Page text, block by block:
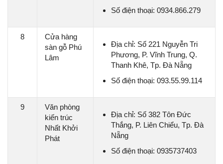
Số điện thoại: 0934.866.279
8
Cửa hàng
sàn gỗ Phú
Lâm
Địa chỉ: Số 221 Nguyễn Tri
Phương, P. Vĩnh Trung, Q.
Thanh Khê, Tp. Đà Nẵng
Số điện thoại: 093.55.99.114
9
Văn phòng
kiến trúc
Nhất Khởi
Phát
Địa chỉ: Số 382 Tôn Đức
Thắng, P. Liên Chiểu, Tp. Đà
Nẵng
Số điện thoại: 0935737403